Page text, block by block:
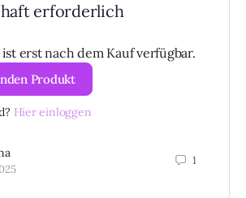
erforderlich
erst nach dem Kauf verfügbar.
Produkt
Hier einloggen
1